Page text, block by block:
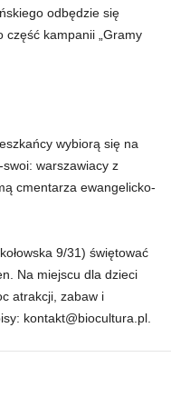
odbędzie się
część kampanii „Gramy
wybiorą się na
warszawiacy z
cmentarza ewangelicko-
9/31) świętować
Na miejscu dla dzieci
atrakcji, zabaw i
kontakt@biocultura.pl.